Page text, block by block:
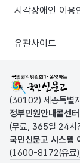
시각장애인 이용
유관사이트
국민권익위원회가
(30102) 세종특별
정부민원안내콜센터
(무료, 365일 24시
국민신문고 시스템
(1600-8172(유료